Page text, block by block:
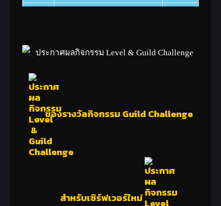
17
ตัวละครมิโกะ
132
19
20
ของรางวัลกิจกรรม Guild Challenge
สำหรับเซิร์ฟเวอร์ใหม่